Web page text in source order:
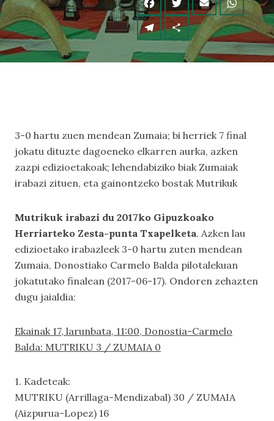
3-0 hartu zuen mendean Zumaia; bi herriek 7 final
jokatu dituzte dagoeneko elkarren aurka, azken
zazpi edizioetakoak; lehendabiziko biak Zumaiak
irabazi zituen, eta gainontzeko bostak Mutrikuk
Mutrikuk irabazi du 2017ko Gipuzkoako
Herriarteko Zesta-punta Txapelketa. Azken lau
edizioetako irabazleek 3-0 hartu zuten mendean
Zumaia, Donostiako Carmelo Balda pilotalekuan
jokatutako finalean (2017-06-17). Ondoren zehazten
dugu jaialdia:
Ekainak 17, larunbata, 11:00, Donostia-Carmelo
Balda: MUTRIKU 3 / ZUMAIA 0
1. Kadeteak:
MUTRIKU (Arrillaga-Mendizabal) 30 / ZUMAIA
(Aizpurua-Lopez) 16